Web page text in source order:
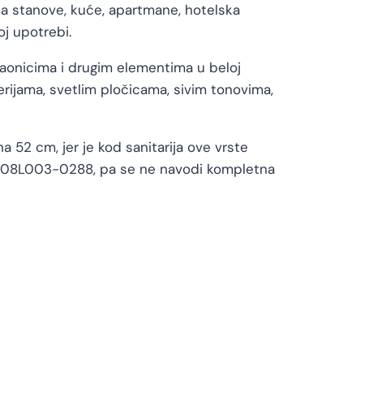
stanove, kuće, apartmane, hotelska
upotrebi.
i drugim elementima u beloj
svetlim pločicama, sivim tonovima,
52 cm, jer je kod sanitarija ove vrste
0288, pa se ne navodi kompletna